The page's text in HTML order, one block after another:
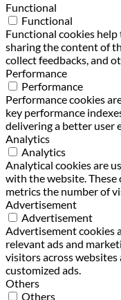
Functional
Functional
Functional cookies
sharing the content of
collect feedbacks, and
Performance
Performance
Performance cookies
key performance
delivering a better user
Analytics
Analytics
Analytical cookies are
with the website.
metrics the number of
Advertisement
Advertisement
Advertisement cookies
relevant ads and
visitors across
customized ads.
Others
Others